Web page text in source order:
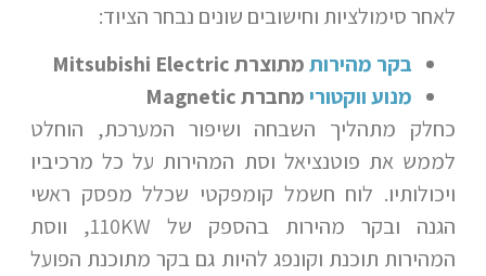
לאחר סימולציות וחישובים שונים נבחר הציוד:
בקר מהירותמתוצרת Mitsubishi Electric
מנוע ווקטורימחברת Magnetic
כחלק מתהליך השבחה ושיפור המערכת, הוחלט
לממש את פוטנציאל וסת המהירות על כל מרכיביו
ויכולותיו. לוח חשמל קומפקטי שכלל מפסק ראשי
הגנה ובקר מהירות בהספק של 110KW, ווסת
המהירות תוכנת וקונפג להיות גם בקר מתוכנת הפועל